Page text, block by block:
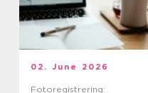
02. June 2026
Fotoregistrering: